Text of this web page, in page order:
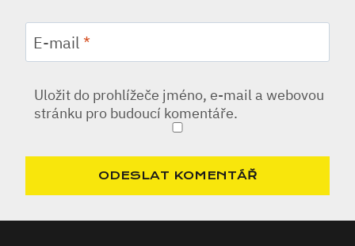
E-mail *
Uložit do prohlížeče jméno, e-mail a webovou
stránku pro budoucí komentáře.